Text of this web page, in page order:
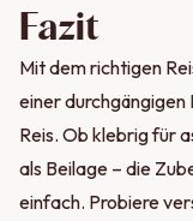
Fazit
Mit dem richtigen
einer
Reis. Ob klebrig für
als Beilage – die
einfach. Probiere